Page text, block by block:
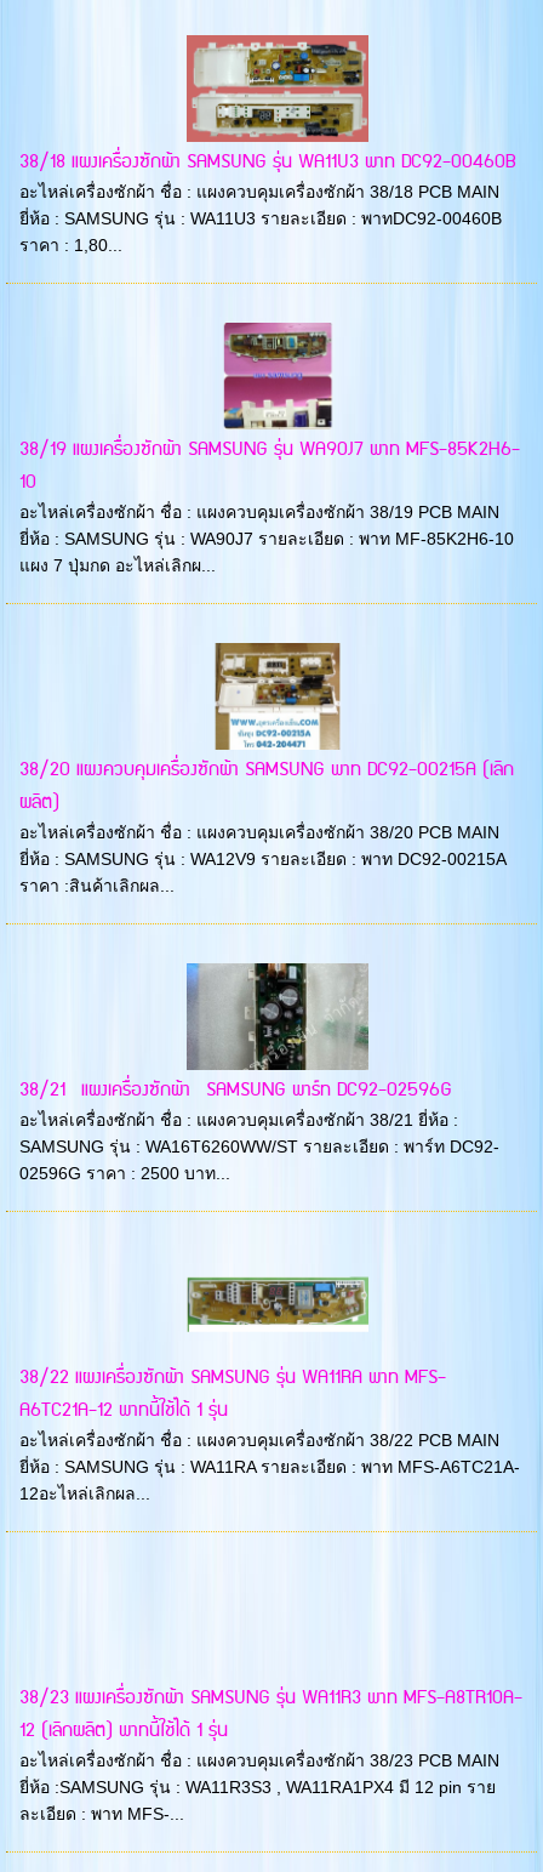
38/18 แผงเครื่องซักผ้า SAMSUNG รุ่น WA11U3 พาท DC92-00460B
อะไหล่เครื่องซักผ้า ชื่อ : แผงควบคุมเครื่องซักผ้า 38/18 PCB MAIN
ยี่ห้อ : SAMSUNG รุ่น : WA11U3 รายละเอียด : พาทDC92-00460B
ราคา : 1,80...
38/19 แผงเครื่องซักผ้า SAMSUNG รุ่น WA90J7 พาท MFS-85K2H6-
10
อะไหล่เครื่องซักผ้า ชื่อ : แผงควบคุมเครื่องซักผ้า 38/19 PCB MAIN
ยี่ห้อ : SAMSUNG รุ่น : WA90J7 รายละเอียด : พาท MF-85K2H6-10
แผง 7 ปุ่มกด อะไหล่เลิกผ...
38/20 แผงควบคุมเครื่องซักผ้า SAMSUNG พาท DC92-00215A (เลิก
ผลิต)
อะไหล่เครื่องซักผ้า ชื่อ : แผงควบคุมเครื่องซักผ้า 38/20 PCB MAIN
ยี่ห้อ : SAMSUNG รุ่น : WA12V9 รายละเอียด : พาท DC92-00215A
ราคา :สินค้าเลิกผล...
38/21 แผงเครื่องซักผ้า SAMSUNG พาร์ท DC92-02596G
อะไหล่เครื่องซักผ้า ชื่อ : แผงควบคุมเครื่องซักผ้า 38/21 ยี่ห้อ :
SAMSUNG รุ่น : WA16T6260WW/ST รายละเอียด : พาร์ท DC92-
02596G ราคา : 2500 บาท...
38/22 แผงเครื่องซักผ้า SAMSUNG รุ่น WA11RA พาท MFS-
A6TC21A-12 พาทนี้ใช้ได้ 1 รุ่น
อะไหล่เครื่องซักผ้า ชื่อ : แผงควบคุมเครื่องซักผ้า 38/22 PCB MAIN
ยี่ห้อ : SAMSUNG รุ่น : WA11RA รายละเอียด : พาท MFS-A6TC21A-
12อะไหล่เลิกผล...
38/23 แผงเครื่องซักผ้า SAMSUNG รุ่น WA11R3 พาท MFS-A8TR10A-
12 (เลิกผลิต) พาทนี้ใช้ได้ 1 รุ่น
อะไหล่เครื่องซักผ้า ชื่อ : แผงควบคุมเครื่องซักผ้า 38/23 PCB MAIN
ยี่ห้อ :SAMSUNG รุ่น : WA11R3S3 , WA11RA1PX4 มี 12 pin ราย
ละเอียด : พาท MFS-...